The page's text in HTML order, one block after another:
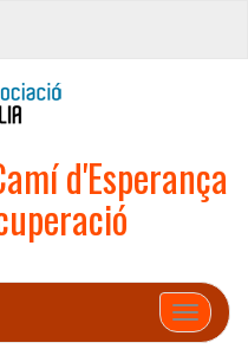
d'Esperança
Toggle